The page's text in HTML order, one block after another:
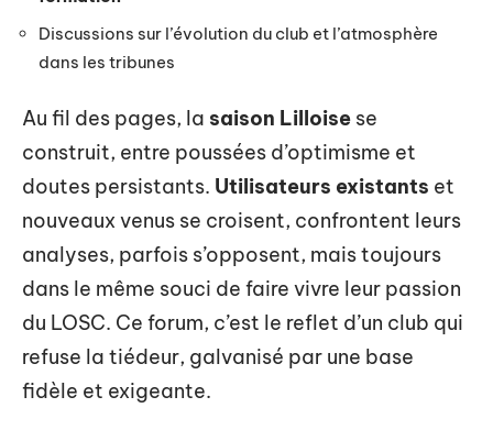
Discussions sur l’évolution du club et l’atmosphère
dans les tribunes
Au fil des pages, la saison Lilloise se
construit, entre poussées d’optimisme et
doutes persistants. Utilisateurs existants et
nouveaux venus se croisent, confrontent leurs
analyses, parfois s’opposent, mais toujours
dans le même souci de faire vivre leur passion
du LOSC. Ce forum, c’est le reflet d’un club qui
refuse la tiédeur, galvanisé par une base
fidèle et exigeante.